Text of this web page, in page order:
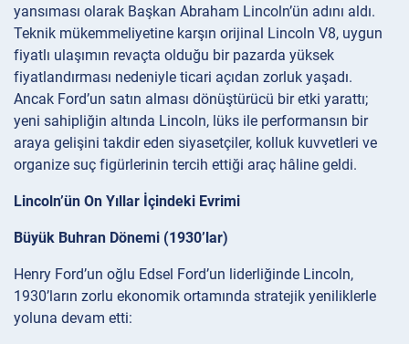
yansıması olarak Başkan Abraham Lincoln’ün adını aldı.
Teknik mükemmeliyetine karşın orijinal Lincoln V8, uygun
fiyatlı ulaşımın revaçta olduğu bir pazarda yüksek
fiyatlandırması nedeniyle ticari açıdan zorluk yaşadı.
Ancak Ford’un satın alması dönüştürücü bir etki yarattı;
yeni sahipliğin altında Lincoln, lüks ile performansın bir
araya gelişini takdir eden siyasetçiler, kolluk kuvvetleri ve
organize suç figürlerinin tercih ettiği araç hâline geldi.
Lincoln’ün On Yıllar İçindeki Evrimi
Büyük Buhran Dönemi (1930’lar)
Henry Ford’un oğlu Edsel Ford’un liderliğinde Lincoln,
1930’ların zorlu ekonomik ortamında stratejik yeniliklerle
yoluna devam etti: